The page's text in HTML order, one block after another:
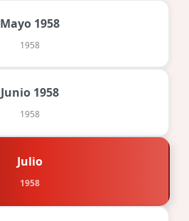
Mayo 1958
1958
Junio 1958
1958
Julio
1958